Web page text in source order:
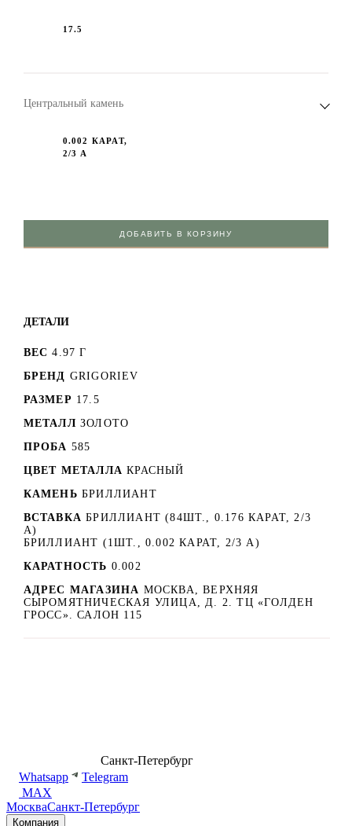
17.5
Центральный камень
0.002 КАРАТ,
2/3 А
ДОБАВИТЬ В КОРЗИНУ
ДЕТАЛИ
ВЕС 4.97 Г
БРЕНД GRIGORIEV
РАЗМЕР 17.5
МЕТАЛЛ ЗОЛОТО
ПРОБА 585
ЦВЕТ МЕТАЛЛА КРАСНЫЙ
КАМЕНЬ БРИЛЛИАНТ
ВСТАВКА БРИЛЛИАНТ (84ШТ., 0.176 КАРАТ, 2/3
А)
БРИЛЛИАНТ (1ШТ., 0.002 КАРАТ, 2/3 А)
КАРАТНОСТЬ 0.002
АДРЕС МАГАЗИНА МОСКВА, ВЕРХНЯЯ
СЫРОМЯТНИЧЕСКАЯ УЛИЦА, Д. 2. ТЦ «ГОЛДЕН
ГРОСС». САЛОН 115
Санкт-Петербург
Whatsapp
Telegram
MAX
МоскваСанкт-Петербург
Компания